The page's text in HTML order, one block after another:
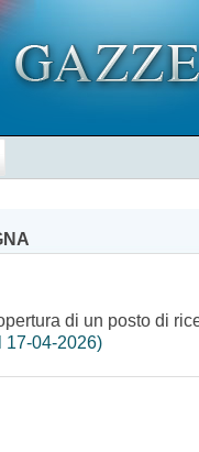
di un posto di
17-04-2026)